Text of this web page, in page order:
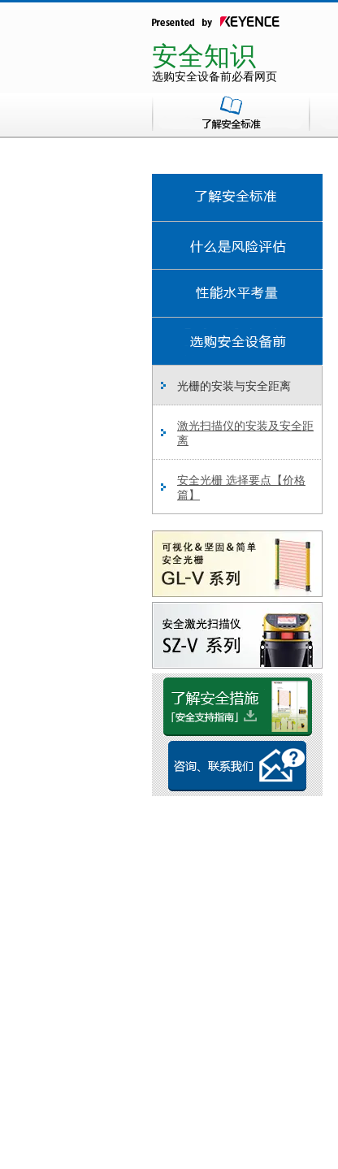
安全知识
选购安全设备前必看网页
光栅的安装与安全距离
激光扫描仪的安装及安全距
离
安全光栅 选择要点【价格
篇】